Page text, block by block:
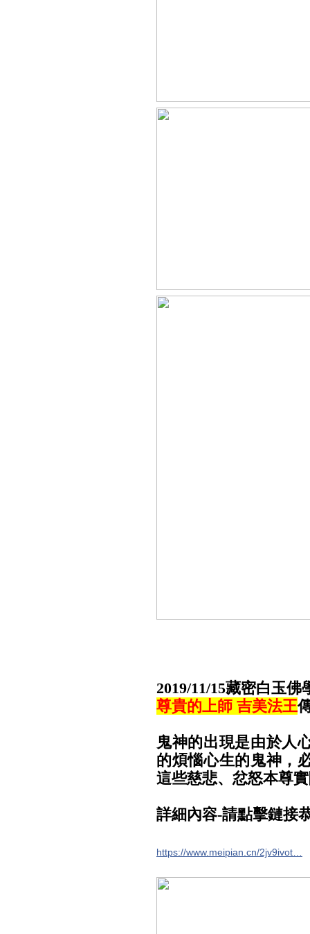
2019/11/15藏密白玉
尊貴的上師 吉美法王
鬼神的出現是由於人
的煩惱心生的鬼神，
這些慈悲、忿怒本尊
詳細內容-請點擊鏈接
https://www.meipian.cn/2jv9ivot…